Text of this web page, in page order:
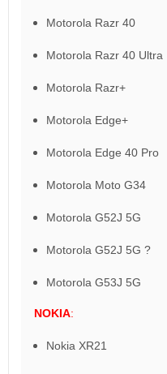
Motorola Razr 40
Motorola Razr 40 Ultra
Motorola Razr+
Motorola Edge+
Motorola Edge 40 Pro
Motorola Moto G34
Motorola G52J 5G
Motorola G52J 5G ?
Motorola G53J 5G
NOKIA:
Nokia XR21